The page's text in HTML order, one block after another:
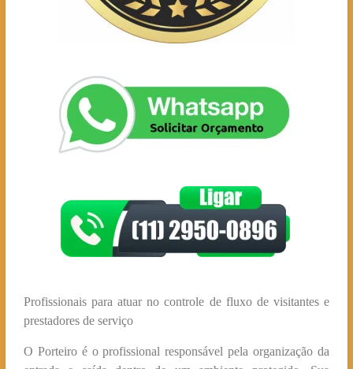
Profissionais para atuar no controle de fluxo de visitantes e
prestadores de serviço
O Porteiro é o profissional responsável pela organização da